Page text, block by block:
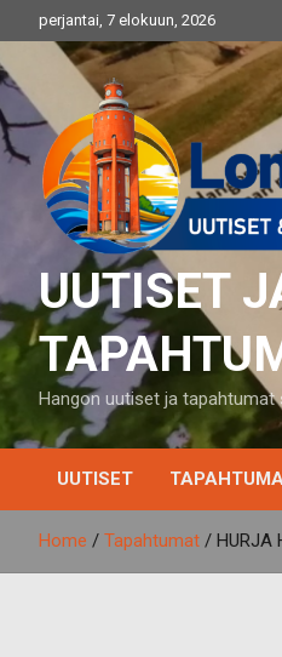
to
content
perjantai, 7 elokuun, 2026
UUTISET
Hangon uutiset ja tapahtumat
UUTISET
Home Tapahtumat HURJA